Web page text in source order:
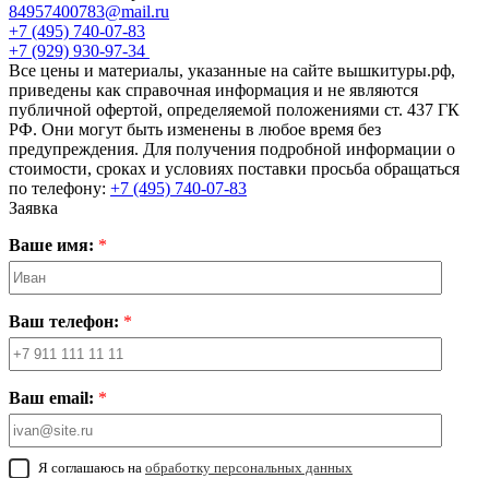
84957400783@mail.ru
+7 (495) 740-07-83
+7 (929) 930-97-34
Все цены и материалы, указанные на сайте вышкитуры.рф,
приведены как справочная информация и не являются
публичной офертой, определяемой положениями ст. 437 ГК
РФ. Они могут быть изменены в любое время без
предупреждения. Для получения подробной информации о
стоимости, сроках и условиях поставки просьба обращаться
по телефону: +7 (495) 740-07-83
Заявка
Ваше имя: *
Ваш телефон: *
Ваш email: *
Я соглашаюсь на обработку персональных данных